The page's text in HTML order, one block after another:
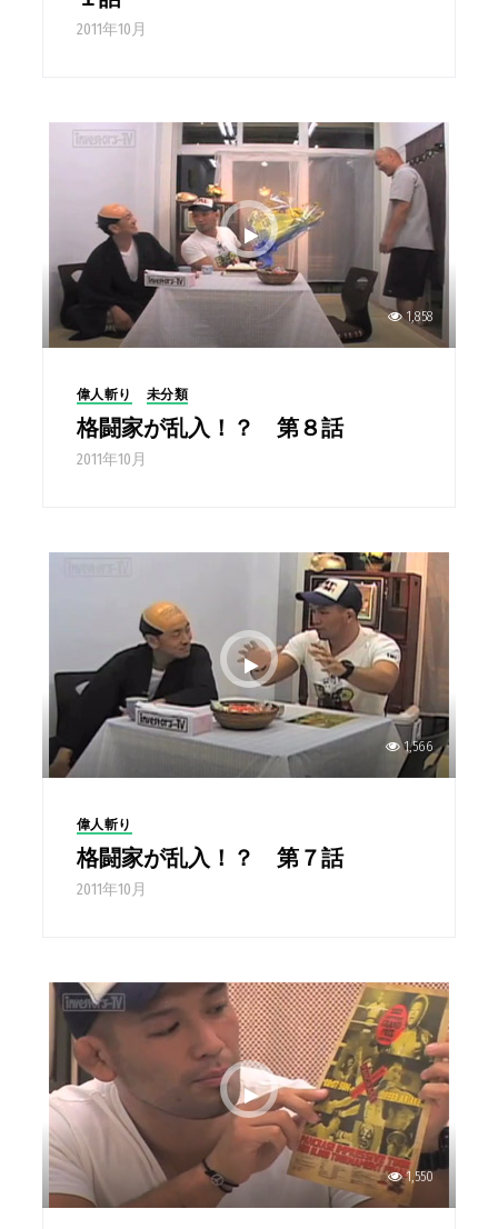
2011年10月
1,858
偉人斬り 未分類
格闘家が乱入！？ 第８話
2011年10月
1,566
偉人斬り
格闘家が乱入！？ 第７話
2011年10月
1,550